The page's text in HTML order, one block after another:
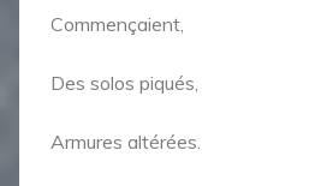
Commençaient,
Des solos piqués,
Armures altérées.